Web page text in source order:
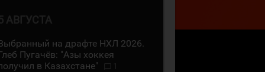
АВГУСТА
на драфте НХЛ 2026.
Пугачёв: "Азы хоккея
в Казахстане"